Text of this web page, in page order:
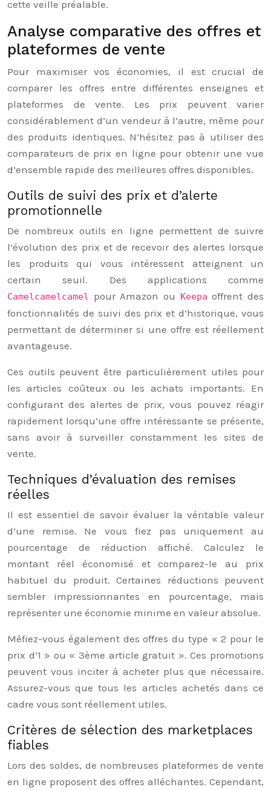
cette veille préalable.
Analyse comparative des offres et
plateformes de vente
Pour maximiser vos économies, il est crucial de
comparer les offres entre différentes enseignes et
plateformes de vente. Les prix peuvent varier
considérablement d’un vendeur à l’autre, même pour
des produits identiques. N’hésitez pas à utiliser des
comparateurs de prix en ligne pour obtenir une vue
d’ensemble rapide des meilleures offres disponibles.
Outils de suivi des prix et d’alerte
promotionnelle
De nombreux outils en ligne permettent de suivre
l’évolution des prix et de recevoir des alertes lorsque
les produits qui vous intéressent atteignent un
certain seuil. Des applications comme
Camelcamelcamel pour Amazon ou Keepa offrent des
fonctionnalités de suivi des prix et d’historique, vous
permettant de déterminer si une offre est réellement
avantageuse.
Ces outils peuvent être particulièrement utiles pour
les articles coûteux ou les achats importants. En
configurant des alertes de prix, vous pouvez réagir
rapidement lorsqu’une offre intéressante se présente,
sans avoir à surveiller constamment les sites de
vente.
Techniques d’évaluation des remises
réelles
Il est essentiel de savoir évaluer la véritable valeur
d’une remise. Ne vous fiez pas uniquement au
pourcentage de réduction affiché. Calculez le
montant réel économisé et comparez-le au prix
habituel du produit. Certaines réductions peuvent
sembler impressionnantes en pourcentage, mais
représenter une économie minime en valeur absolue.
Méfiez-vous également des offres du type « 2 pour le
prix d’1 » ou « 3ème article gratuit ». Ces promotions
peuvent vous inciter à acheter plus que nécessaire.
Assurez-vous que tous les articles achetés dans ce
cadre vous sont réellement utiles.
Critères de sélection des marketplaces
fiables
Lors des soldes, de nombreuses plateformes de vente
en ligne proposent des offres alléchantes. Cependant,